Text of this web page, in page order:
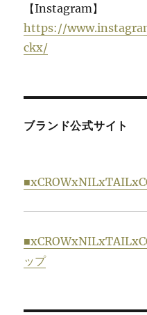
【Instagram】
https://
ckx/
ブランド公式サイト
ップ